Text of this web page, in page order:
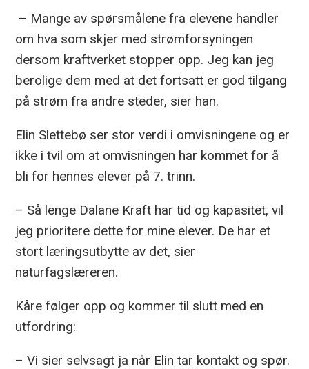
– Mange av spørsmålene fra elevene handler
om hva som skjer med strømforsyningen
dersom kraftverket stopper opp. Jeg kan jeg
berolige dem med at det fortsatt er god tilgang
på strøm fra andre steder, sier han.
Elin Slettebø ser stor verdi i omvisningene og er
ikke i tvil om at omvisningen har kommet for å
bli for hennes elever på 7. trinn.
– Så lenge Dalane Kraft har tid og kapasitet, vil
jeg prioritere dette for mine elever. De har et
stort læringsutbytte av det, sier
naturfagslæreren.
Kåre følger opp og kommer til slutt med en
utfordring:
– Vi sier selvsagt ja når Elin tar kontakt og spør.